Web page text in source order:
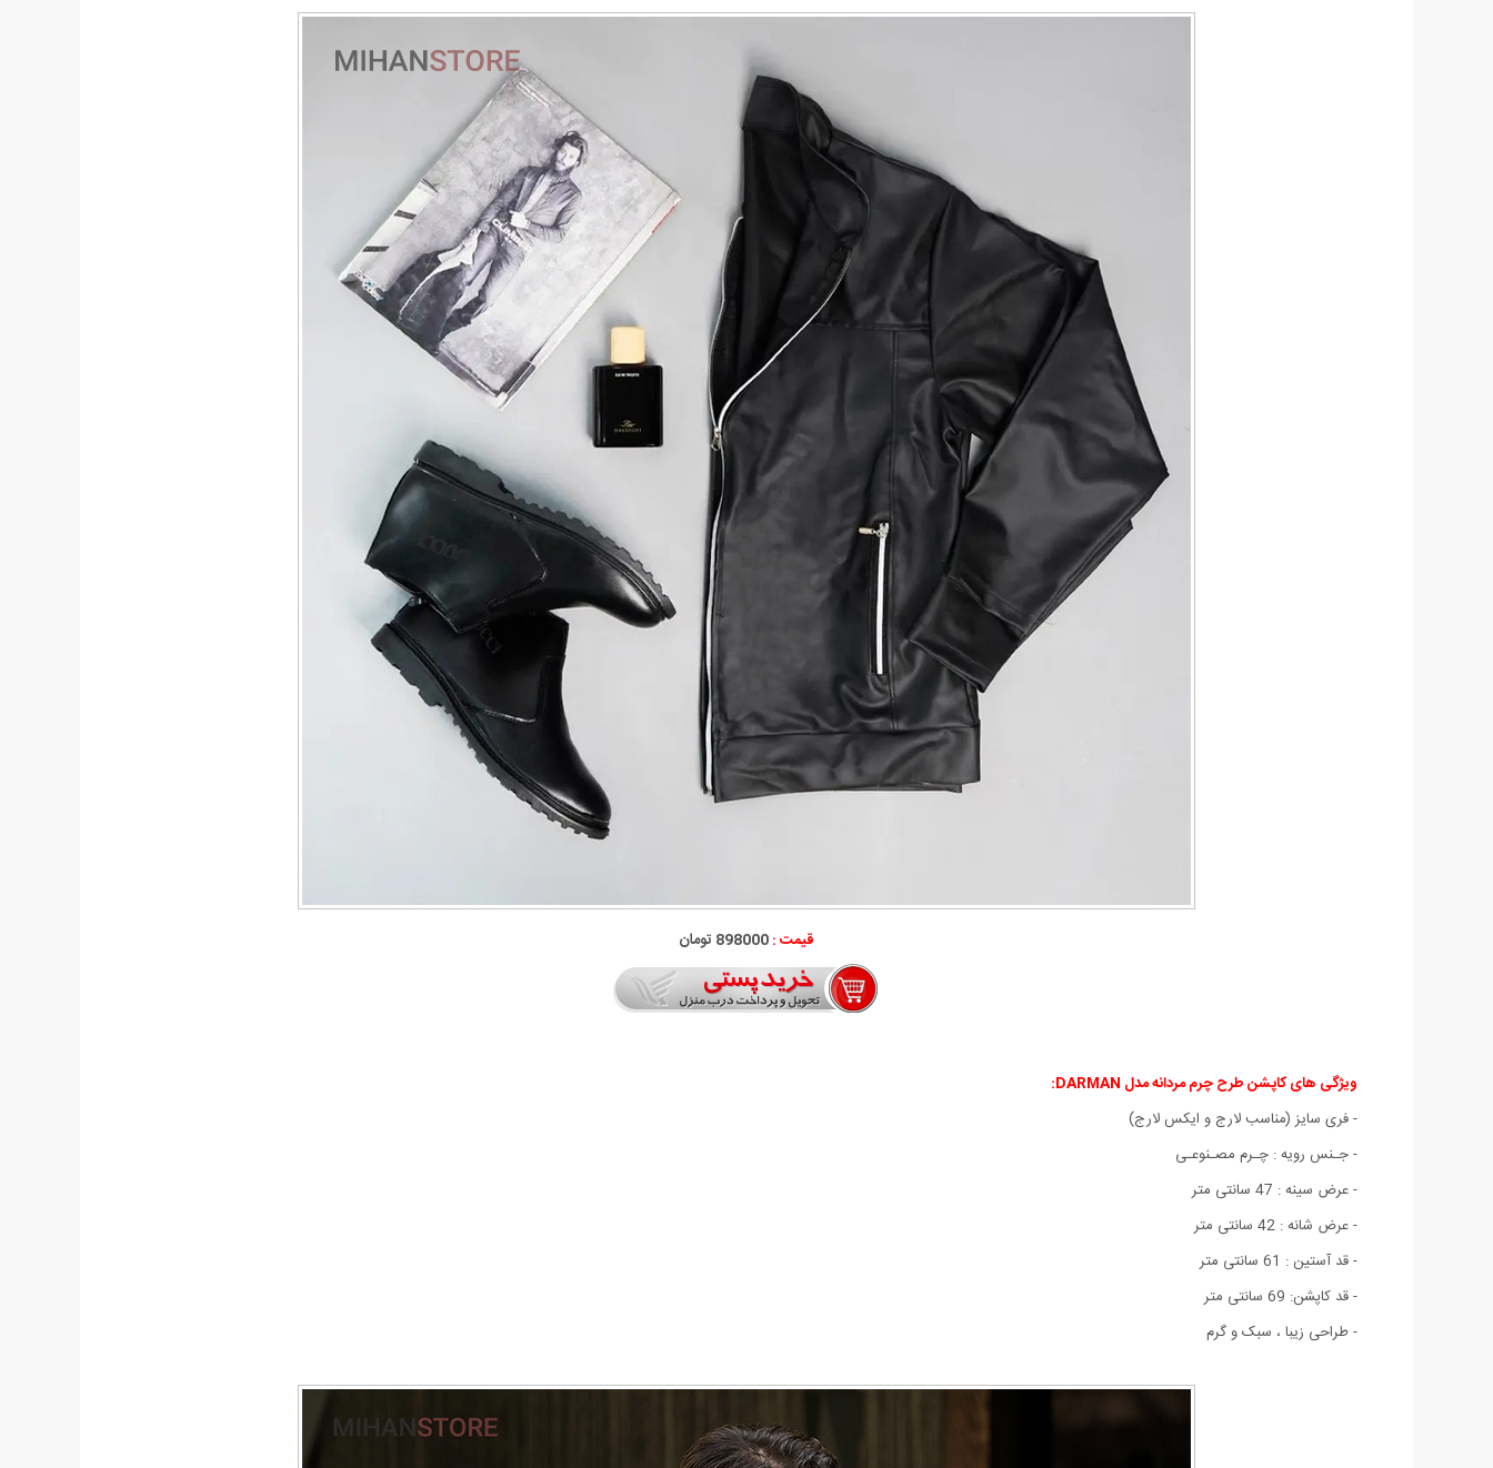
قیمت :898000 تومان
ویژگی های کاپشن طرح چرم مردانه مدل DARMAN:
- فری سایز (مناسب لارج و ایکس لارج)
- جـنس رویه : چـرم مصـنوعـی
- عرض سینه : 47 سانتی متر
- عرض شانه : 42 سانتی متر
- قد آستین : 61 سانتی متر
- قد کاپشن: 69 سانتی متر
- طراحی زیبا ، سبک و گرم